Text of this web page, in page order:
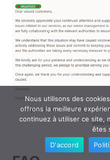
Réponse de Pandabuy
Nous utilisons des
offrons la meilleure
continuez à utiliser ce site,
êtes
D'accord